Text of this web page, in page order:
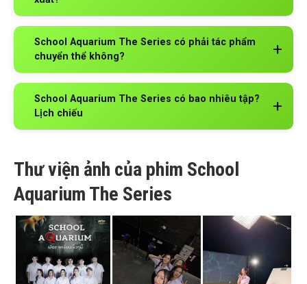
School Aquarium The Series có phải tác phẩm
chuyển thể không?
School Aquarium The Series có bao nhiêu tập?
Lịch chiếu
Thư viện ảnh của phim School
Aquarium The Series